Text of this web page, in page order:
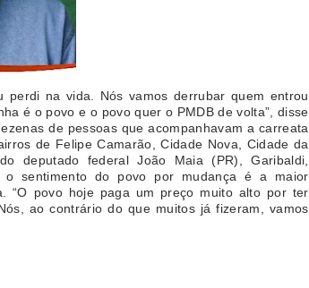
na vida. Nós vamos derrubar quem entrou
é o povo e o povo quer o PMDB de volta”, disse
de pessoas que acompanhavam a carreata
de Felipe Camarão, Cidade Nova, Cidade da
deputado federal João Maia (PR), Garibaldi,
sentimento do povo por mudança é a maior
“O povo hoje paga um preço muito alto por ter
ao contrário do que muitos já fizeram, vamos